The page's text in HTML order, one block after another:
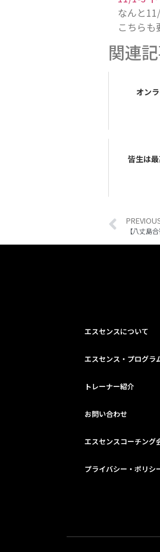
なんと
こちらも
関連
オン
皆生は
【八丈島
エスセンスについて
エスセンス・プログラ
トレーナー紹介
お問い合わせ
エスセンスコーチング
プライバシー・ポリシ